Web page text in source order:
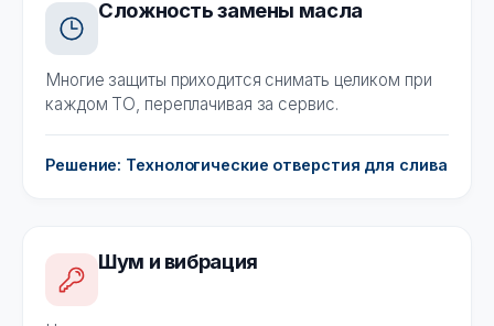
Сложность замены масла
Многие защиты приходится снимать целиком при
каждом ТО, переплачивая за сервис.
Решение: Технологические отверстия для слива
Шум и вибрация